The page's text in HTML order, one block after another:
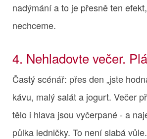
nadýmání a to je přesně ten
nechceme.
4. Nehladovte večer.
Častý scénář: přes den „jste
kávu, malý salát a jogurt. Večer
tělo i hlava jsou vyčerpané - a
půlka ledničky. To není slabá